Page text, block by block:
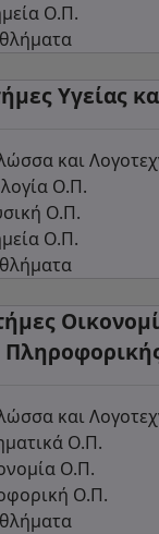
Ο.Π.
Υγείας
και
Ο.Π.
Ο.Π.
Ο.Π.
και
Ο.Π.
Ο.Π.
Ο.Π.